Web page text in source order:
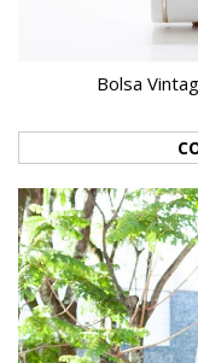
Bolsa